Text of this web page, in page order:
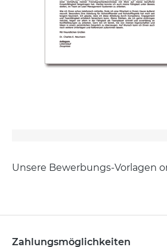
Unsere Bewerbungs-Vorlagen
Zahlungsmöglichkeiten